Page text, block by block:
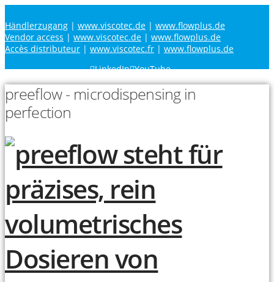
Händlerzugang | www.viscotec.de | www.flowplus.de
Vendor access | www.viscotec.de | www.flowplus.de
Accès distributeur | www.viscotec.fr | www.flowplus.de
LinkedIn YouTube
preeflow - microdispensing in
perfection